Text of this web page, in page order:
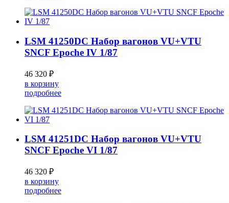
LSM 41250DC Набор вагонов VU+VTU
SNCF Epoche IV 1/87
46 320 ₽
в корзину
подробнее
LSM 41251DC Набор вагонов VU+VTU
SNCF Epoche VI 1/87
46 320 ₽
в корзину
подробнее